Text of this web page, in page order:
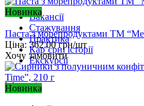
Новинка
Паста з морепродуктами ТМ
Ціна: 362.00 грн/шт
Хочу замовити
Новинка
Вакансії
Стажування
Практика
Карʼєрні історії
Екскурсії
Інформація